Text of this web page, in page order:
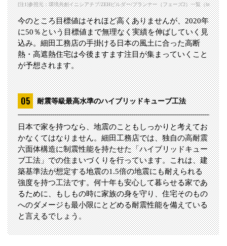
[注1]参照元：環境共創イニシアチブ/ZEHビルダー/プランナー（フェーズ2）一覧（https://
今のところ目標値はそれほど高くありませんが、2020年
に50％という目標値まで無理なく実績を伸ばしていく見
込み。細田工務店の手掛ける日本の風土に合った高断
熱・高遮熱住宅は今後ますます注目が集まっていくこと
が予想されます。
耐震等級最高水準のハイブリッドキューブ工法
日本で家を持つなら、地震のこともしっかりと考えてお
かなくてはなりません。細田工務店では、独自の高耐震
六面体構造に制震性能を持たせた「ハイブリッドキュー
ブ工法」での住まいづくりを行っています。これは、建
築基準法が想定する地震の1.5倍の地震にも耐えられる
強度を持つ工法です。何十年も安心して暮らせる家であ
るために、もしもの時に家族の身を守り、住宅そのもの
へのダメージも最小限にとどめる耐震性能を備えている
と言えるでしょう。